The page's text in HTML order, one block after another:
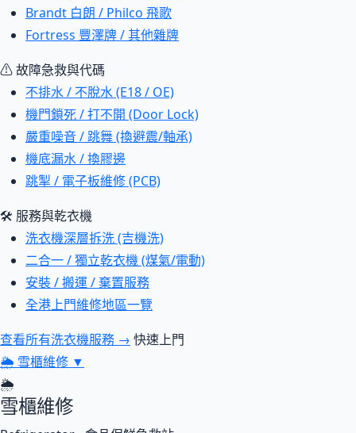
Brandt 白朗 / Philco 飛歌
Fortress 豐澤牌 / 其他雜牌
⚠ 故障急救與代碼
不排水 / 不脫水 (E18 / OE)
機門鎖死 / 打不開 (Door Lock)
嚴重噪音 / 跳舞 (換避震/軸承)
機底漏水 / 換膠邊
跳掣 / 電子板維修 (PCB)
🛠 服務與乾衣機
洗衣機深層拆洗 (吉機洗)
二合一 / 獨立乾衣機 (煤氣/電動)
安裝 / 搬運 / 棄置服務
全港上門維修地區一覽
查看所有洗衣機服務 → 快速上門
🌦 雪櫃維修 ▼
🌦
雪櫃維修